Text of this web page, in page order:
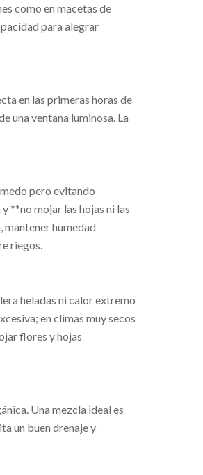
como en macetas de
para alegrar
en las primeras horas de
una ventana luminosa. La
pero evitando
**no mojar las hojas ni las
humedad
riegos.
heladas ni calor extremo
en climas muy secos
flores y hojas
Una mezcla ideal es
un buen drenaje y